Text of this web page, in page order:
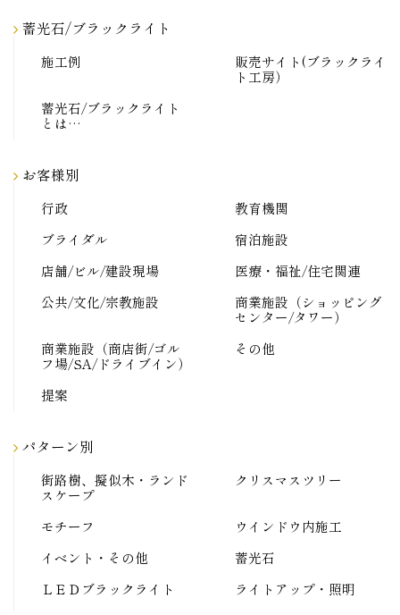
蓄光石/ブラックライト
施工例
販売サイト(ブラックライ
ト工房）
蓄光石/ブラックライト
とは…
お客様別
行政
教育機関
ブライダル
宿泊施設
店舗/ビル/建設現場
医療・福祉/住宅関連
公共/文化/宗教施設
商業施設（ショッピング
センター/タワー）
商業施設（商店街/ゴル
フ場/SA/ドライブイン）
その他
提案
パターン別
街路樹、擬似木・ランド
スケープ
クリスマスツリー
モチーフ
ウインドウ内施工
イベント・その他
蓄光石
ＬＥＤブラックライト
ライトアップ・照明